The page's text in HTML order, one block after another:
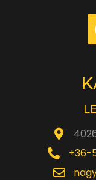
+36-